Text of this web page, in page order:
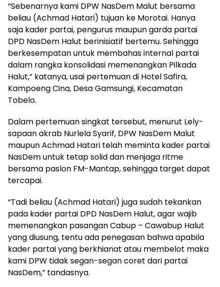
“Sebenarnya kami DPW NasDem Malut bersama
beliau (Achmad Hatari) tujuan ke Morotai. Hanya
saja kader partai, pengurus maupun garda partai
DPD NasDem Halut berinisiatif bertemu. Sehingga
berkesempatan untuk membahas internal partai
dalam rangka konsolidasi memenangkan Pilkada
Halut,” katanya, usai pertemuan di Hotel Safira,
Kampoeng Cina, Desa Gamsungi, Kecamatan
Tobelo.
Dalam pertemuan singkat tersebut, menurut Lely-
sapaan akrab Nurlela Syarif, DPW NasDem Malut
maupun Achmad Hatari telah meminta kader partai
NasDem untuk tetap solid dan menjaga ritme
bersama paslon FM-Mantap, sehingga target dapat
tercapai.
“Tadi beliau (Achmad Hatari) juga sudah tekankan
pada kader partai DPD NasDem Halut, agar wajib
memenangkan pasangan Cabup – Cawabup Halut
yang diusung, tentu ada penegasan bahwa apabila
kader partai yang berkhianat atau membelot maka
kami DPW tidak segan-segan coret dari partai
NasDem,” tandasnya.